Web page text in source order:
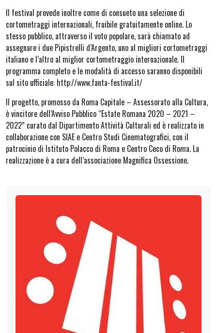
Il festival prevede inoltre come di consueto una selezione di
cortometraggi internazionali, fruibile gratuitamente online. Lo
stesso pubblico, attraverso il voto popolare, sarà chiamato ad
assegnare i due Pipistrelli d’Argento, uno al migliori cortometraggi
italiano e l’altro al miglior cortometraggio internazionale. Il
programma completo e le modalità di accesso saranno disponibili
sul sito ufficiale: http://www.fanta-festival.it/
Il progetto, promosso da Roma Capitale – Assessorato alla Cultura,
è vincitore dell’Avviso Pubblico “Estate Romana 2020 – 2021 –
2022” curato dal Dipartimento Attività Culturali ed è realizzato in
collaborazione con SIAE e Centro Studi Cinematografici, con il
patrocinio di Istituto Polacco di Roma e Centro Ceco di Roma. La
realizzazione è a cura dell’associazione Magnifica Ossessione.